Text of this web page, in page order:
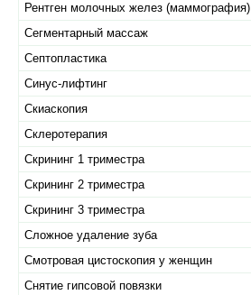
Рентген молочных желез (маммография)
Сегментарный массаж
Септопластика
Синус-лифтинг
Скиаскопия
Склеротерапия
Скрининг 1 триместра
Скрининг 2 триместра
Скрининг 3 триместра
Сложное удаление зуба
Смотровая цистоскопия у женщин
Снятие гипсовой повязки